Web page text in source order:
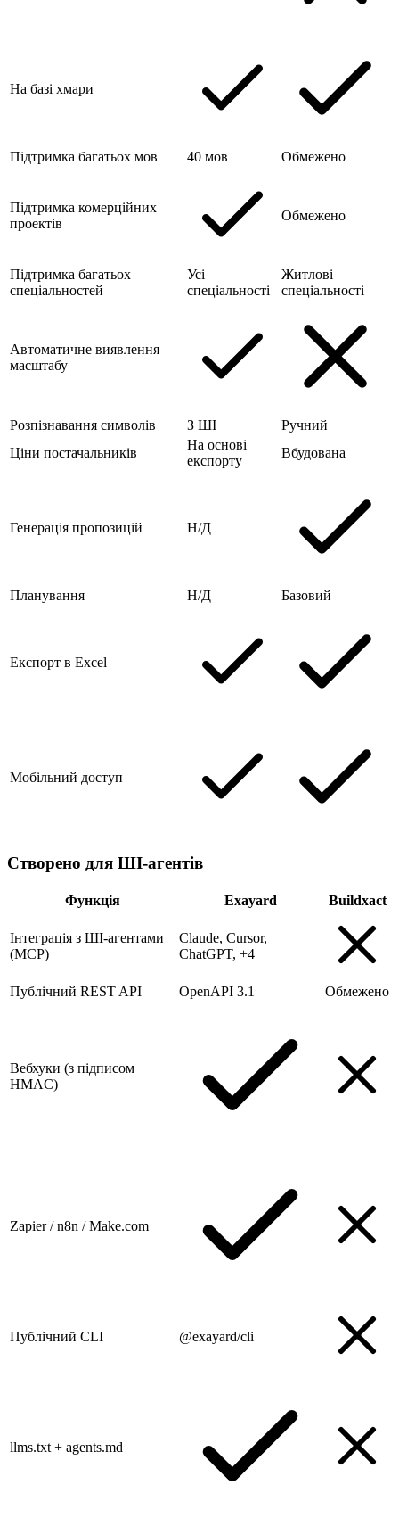
На базі хмари
Підтримка багатьох мов 40 мов Обмежено
Підтримка комерційних
проектів
Обмежено
Підтримка багатьох
спеціальностей
Усі
спеціальності
Житлові
спеціальності
Автоматичне виявлення
масштабу
Розпізнавання символів З ШІ
Ручний
Ціни постачальників
На основі
експорту
Вбудована
Генерація пропозицій Н/Д
Планування Н/Д Базовий
Експорт в Excel
Мобільний доступ
Створено для ШІ-агентів
Функція Exayard Buildxact
Інтеграція з ШІ-агентами
(MCP)
Claude, Cursor,
ChatGPT, +4
Публічний REST API OpenAPI 3.1 Обмежено
Вебхуки (з підписом
HMAC)
Zapier / n8n / Make.com
Публічний CLI @exayard/cli
llms.txt + agents.md